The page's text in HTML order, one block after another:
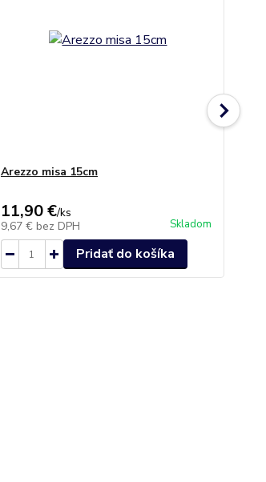
Arezzo misa 15cm
11,90 €/ks
9,67 € bez DPH Skladom
Pridať do košíka